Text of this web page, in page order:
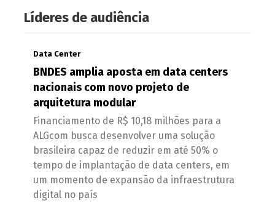
Líderes de audiência
Data Center
BNDES amplia aposta em data centers
nacionais com novo projeto de
arquitetura modular
Financiamento de R$ 10,18 milhões para a
ALGcom busca desenvolver uma solução
brasileira capaz de reduzir em até 50% o
tempo de implantação de data centers, em
um momento de expansão da infraestrutura
digital no país